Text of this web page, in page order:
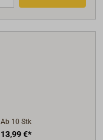
Ab 10 Stk
13,99 €*